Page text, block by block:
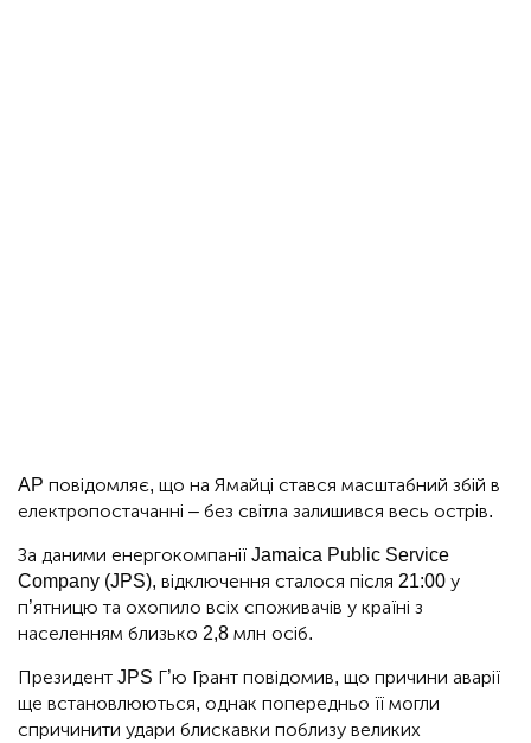
AP повідомляє, що на Ямайці стався масштабний збій в
електропостачанні – без світла залишився весь острів.
За даними енергокомпанії Jamaica Public Service
Company (JPS), відключення сталося після 21:00 у
п’ятницю та охопило всіх споживачів у країні з
населенням близько 2,8 млн осіб.
Президент JPS Г’ю Грант повідомив, що причини аварії
ще встановлюються, однак попередньо її могли
спричинити удари блискавки поблизу великих